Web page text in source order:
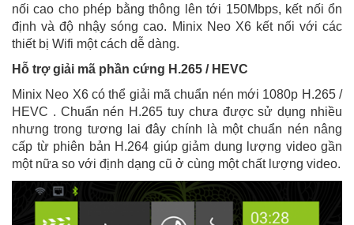
nối cao cho phép bằng thông lên tới 150Mbps, kết nối ổn
định và độ nhậy sóng cao. Minix Neo X6 kết nối với các
thiết bị Wifi một cách dễ dàng.
Hỗ trợ giải mã phần cứng H.265 / HEVC
Minix Neo X6 có thể giải mã chuẩn nén mới 1080p H.265 /
HEVC . Chuẩn nén H.265 tuy chưa được sử dụng nhiều
nhưng trong tương lai đây chính là một chuẩn nén nâng
cấp từ phiên bản H.264 giúp giảm dung lượng video gần
một nữa so với định dạng cũ ở cùng một chất lượng video.